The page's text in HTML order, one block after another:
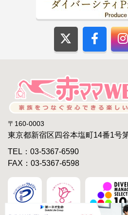
〒160-0003
東京都新宿区四谷本塩町14番1号
TEL：03-5367-6590
FAX：03-5367-6598